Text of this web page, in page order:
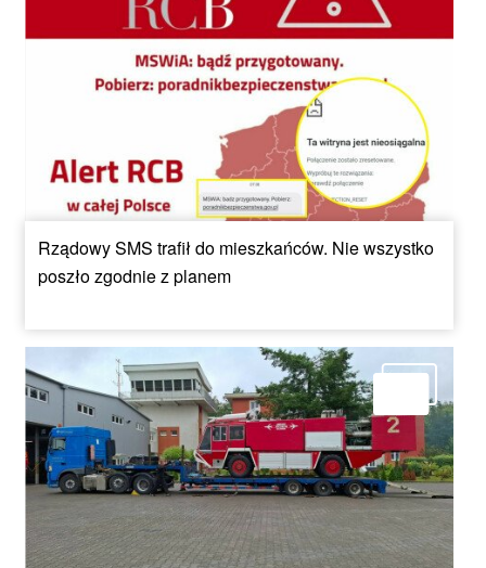
Rządowy SMS trafił do mieszkańców. Nie wszystko
poszło zgodnie z planem